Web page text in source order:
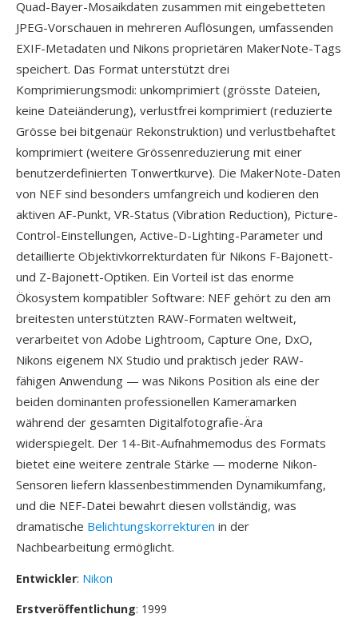
Quad-Bayer-Mosaikdaten zusammen mit eingebetteten
JPEG-Vorschauen in mehreren Auflösungen, umfassenden
EXIF-Metadaten und Nikons proprietären MakerNote-Tags
speichert. Das Format unterstützt drei
Komprimierungsmodi: unkomprimiert (grösste Dateien,
keine Dateiänderung), verlustfrei komprimiert (reduzierte
Grösse bei bitgenaür Rekonstruktion) und verlustbehaftet
komprimiert (weitere Grössenreduzierung mit einer
benutzerdefinierten Tonwertkurve). Die MakerNote-Daten
von NEF sind besonders umfangreich und kodieren den
aktiven AF-Punkt, VR-Status (Vibration Reduction), Picture-
Control-Einstellungen, Active-D-Lighting-Parameter und
detaillierte Objektivkorrekturdaten für Nikons F-Bajonett-
und Z-Bajonett-Optiken. Ein Vorteil ist das enorme
Ökosystem kompatibler Software: NEF gehört zu den am
breitesten unterstützten RAW-Formaten weltweit,
verarbeitet von Adobe Lightroom, Capture One, DxO,
Nikons eigenem NX Studio und praktisch jeder RAW-
fähigen Anwendung — was Nikons Position als eine der
beiden dominanten professionellen Kameramarken
während der gesamten Digitalfotografie-Ära
widerspiegelt. Der 14-Bit-Aufnahmemodus des Formats
bietet eine weitere zentrale Stärke — moderne Nikon-
Sensoren liefern klassenbestimmenden Dynamikumfang,
und die NEF-Datei bewahrt diesen vollständig, was
dramatische Belichtungskorrekturen in der
Nachbearbeitung ermöglicht.
Entwickler: Nikon
Erstveröffentlichung: 1999